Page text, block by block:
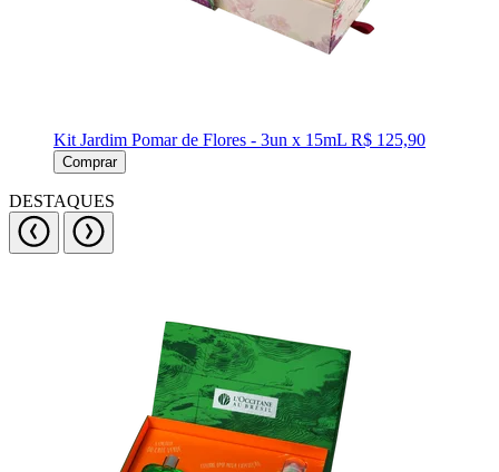
Kit Jardim Pomar de Flores - 3un x 15mL R$ 125,90
Comprar
DESTAQUES